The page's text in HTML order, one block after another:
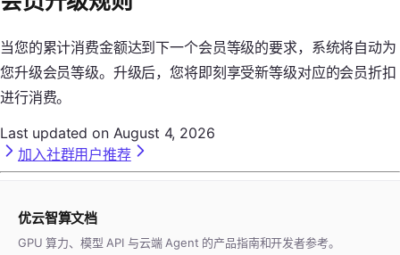
当您的累计消费金额达到下一个会员等级的要求，系统将自动为
您升级会员等级。升级后，您将即刻享受新等级对应的会员折扣
进行消费。
Last updated on August 4, 2026
加入社群用户推荐
优云智算文档
GPU 算力、模型 API 与云端 Agent 的产品指南和开发者参考。